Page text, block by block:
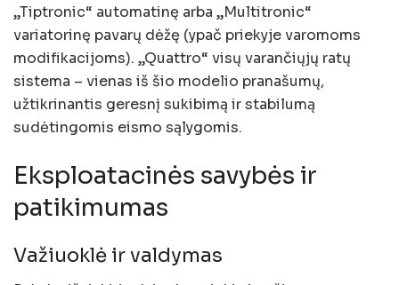
„Tiptronic“ automatinę arba „Multitronic“
variatorinę pavarų dėžę (ypač priekyje varomoms
modifikacijoms). „Quattro“ visų varančiųjų ratų
sistema – vienas iš šio modelio pranašumų,
užtikrinantis geresnį sukibimą ir stabilumą
sudėtingomis eismo sąlygomis.
Eksploatacinės savybės ir
patikimumas
Važiuoklė ir valdymas